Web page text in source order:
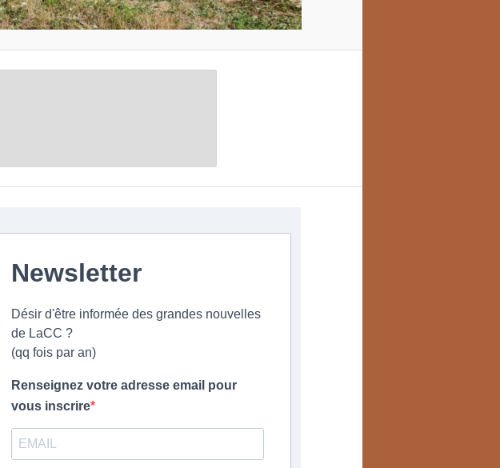
Newsletter
Désir d'être informée des grandes nouvelles
de LaCC ?
(qq fois par an)
Renseignez votre adresse email pour
vous inscrire